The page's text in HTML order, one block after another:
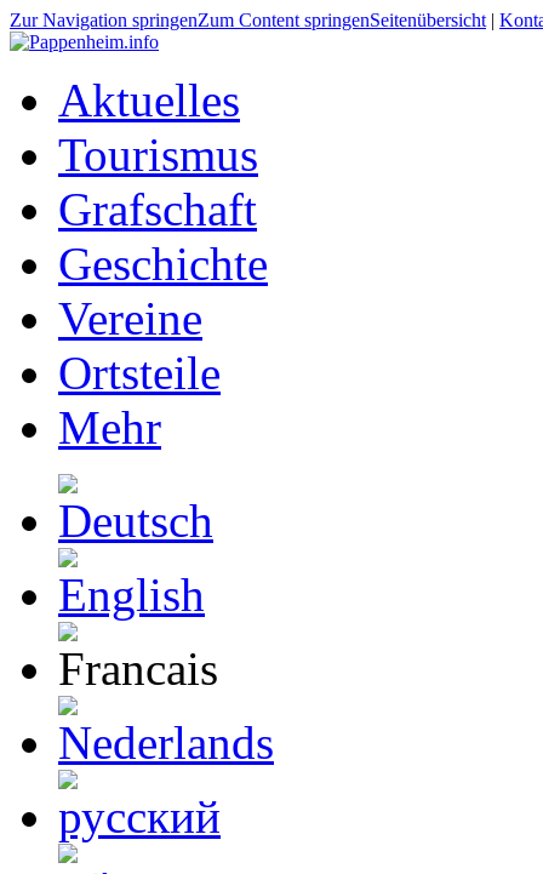
Zur Navigation springenZum Content springenSeitenübersicht |
Aktuelles
Tourismus
Grafschaft
Geschichte
Vereine
Ortsteile
Mehr